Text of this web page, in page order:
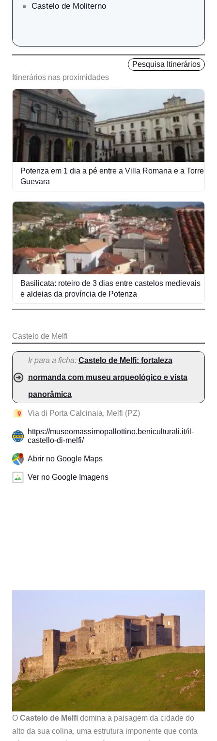
Castelo de Moliterno
Itinerários nas proximidades
Pesquisa Itinerários
Potenza em 1 dia a pé entre a Villa Romana e a Torre
Guevara
Basilicata: roteiro de 3 dias entre castelos medievais
e aldeias da província de Potenza
Castelo de Melfi
Ir para a ficha: Castelo de Melfi: fortaleza
normanda com museu arqueológico e vista
panorâmica
Via di Porta Calcinaia, Melfi (PZ)
https://museomassimopallottino.beniculturali.it/il-
castello-di-melfi/
Abrir no Google Maps
Ver no Google Imagens
O Castelo de Melfidomina a paisagem da cidade do
alto da sua colina, uma estrutura imponente que conta